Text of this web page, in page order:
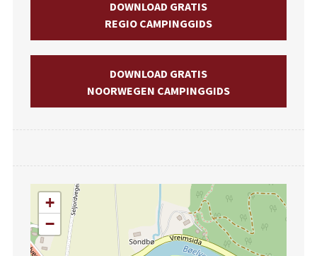
DOWNLOAD GRATIS
REGIO CAMPINGGIDS
DOWNLOAD GRATIS
NOORWEGEN CAMPINGGIDS
+
−